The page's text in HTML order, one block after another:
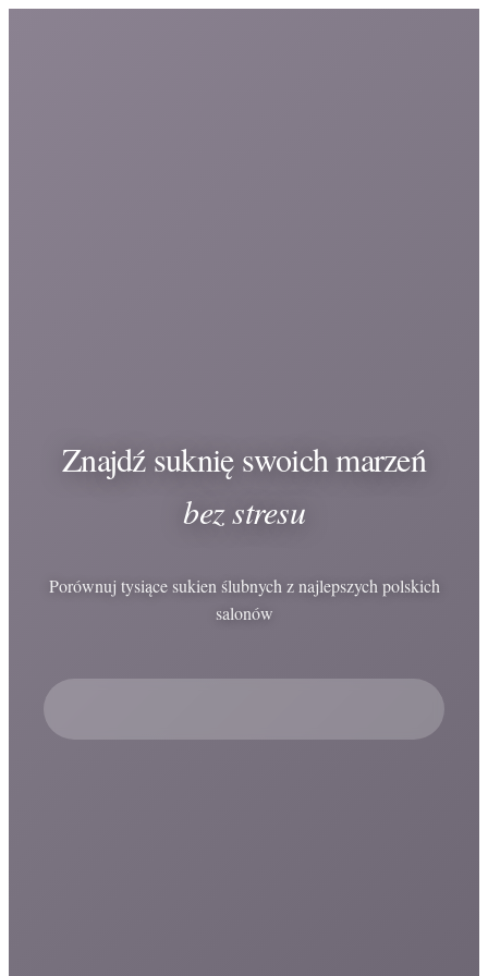
Znajdź suknię swoich marzeń
bez stresu
Porównuj tysiące sukien ślubnych z najlepszych polskich
salonów